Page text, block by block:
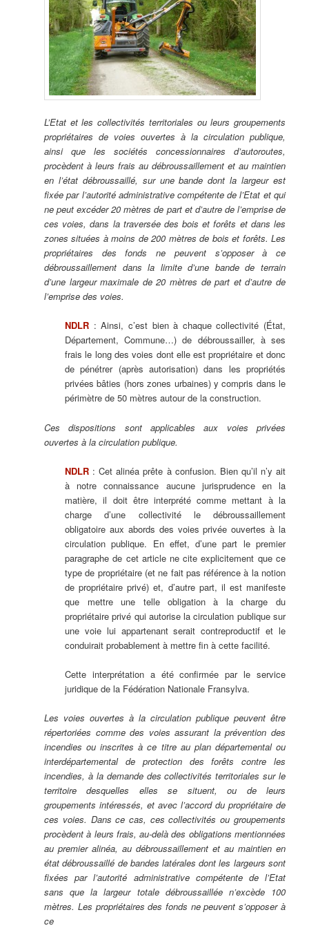
L’Etat et les collectivités territoriales ou leurs groupements
propriétaires de voies ouvertes à la circulation publique,
ainsi que les sociétés concessionnaires d’autoroutes,
procèdent à leurs frais au débroussaillement et au maintien
en l’état débroussaillé, sur une bande dont la largeur est
fixée par l’autorité administrative compétente de l’Etat et qui
ne peut excéder 20 mètres de part et d’autre de l’emprise de
ces voies, dans la traversée des bois et forêts et dans les
zones situées à moins de 200 mètres de bois et forêts. Les
propriétaires des fonds ne peuvent s’opposer à ce
débroussaillement dans la limite d’une bande de terrain
d’une largeur maximale de 20 mètres de part et d’autre de
l’emprise des voies.
NDLR : Ainsi, c’est bien à chaque collectivité (État,
Département, Commune…) de débroussailler, à ses
frais le long des voies dont elle est propriétaire et donc
de pénétrer (après autorisation) dans les propriétés
privées bâties (hors zones urbaines) y compris dans le
périmètre de 50 mètres autour de la construction.
Ces dispositions sont applicables aux voies privées
ouvertes à la circulation publique.
NDLR : Cet alinéa prête à confusion. Bien qu’il n’y ait
à notre connaissance aucune jurisprudence en la
matière, il doit être interprété comme mettant à la
charge d’une collectivité le débroussaillement
obligatoire aux abords des voies privée ouvertes à la
circulation publique. En effet, d’une part le premier
paragraphe de cet article ne cite explicitement que ce
type de propriétaire (et ne fait pas référence à la notion
de propriétaire privé) et, d’autre part, il est manifeste
que mettre une telle obligation à la charge du
propriétaire privé qui autorise la circulation publique sur
une voie lui appartenant serait contreproductif et le
conduirait probablement à mettre fin à cette facilité.
Cette interprétation a été confirmée par le service
juridique de la Fédération Nationale Fransylva.
Les voies ouvertes à la circulation publique peuvent être
répertoriées comme des voies assurant la prévention des
incendies ou inscrites à ce titre au plan départemental ou
interdépartemental de protection des forêts contre les
incendies, à la demande des collectivités territoriales sur le
territoire desquelles elles se situent, ou de leurs
groupements intéressés, et avec l’accord du propriétaire de
ces voies. Dans ce cas, ces collectivités ou groupements
procèdent à leurs frais, au-delà des obligations mentionnées
au premier alinéa, au débroussaillement et au maintien en
état débroussaillé de bandes latérales dont les largeurs sont
fixées par l’autorité administrative compétente de l’Etat
sans que la largeur totale débroussaillée n’excède 100
mètres. Les propriétaires des fonds ne peuvent s’opposer à
ce